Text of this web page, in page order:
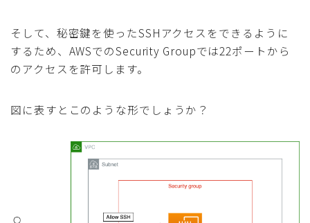
そして、秘密鍵を使ったSSHアクセスをできるように
するため、AWSでのSecurity Groupでは22ポートから
のアクセスを許可します。
図に表すとこのような形でしょうか？